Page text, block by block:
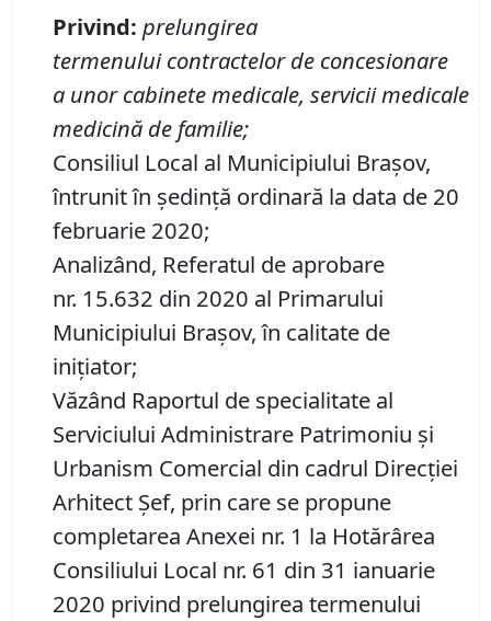
Privind: prelungirea
termenuluicontractelorde concesionare
a unor cabinetemedicale, servicii medicale
medicină de familie;
Consiliul Local al Municipiului Brașov,
întrunit în ședință ordinară la data de 20
februarie 2020;
Analizând, Referatul de aprobare
nr. 15.632 din 2020 al Primarului
Municipiului Brașov, în calitate de
iniţiator;
Văzând Raportul de specialitate al
Serviciului Administrare Patrimoniu şi
Urbanism Comercial din cadrul Direcției
Arhitect Șef, prin care se propune
completarea Anexei nr. 1 la Hotărârea
Consiliului Local nr. 61 din 31 ianuarie
2020 privind prelungirea termenului